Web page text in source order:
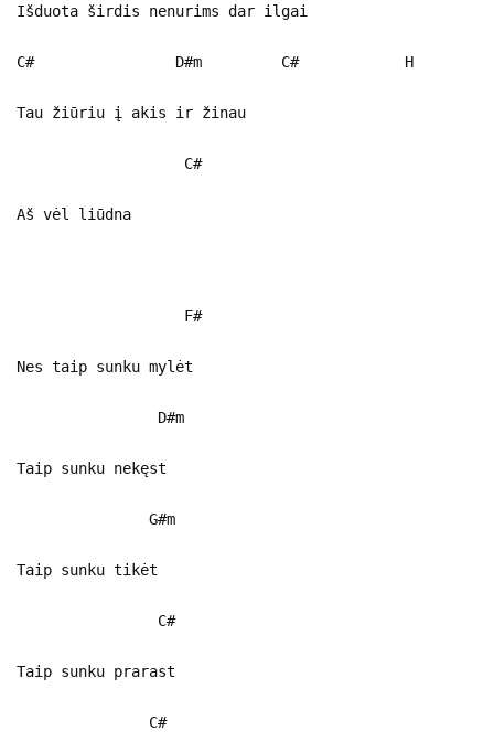
Išduota širdis nenurims dar ilgai
C# D#m C# H
Tau žiūriu į akis ir žinau
C#
Aš vėl liūdna
F#
Nes taip sunku mylėt
D#m
Taip sunku nekęst
G#m
Taip sunku tikėt
C#
Taip sunku prarast
C#